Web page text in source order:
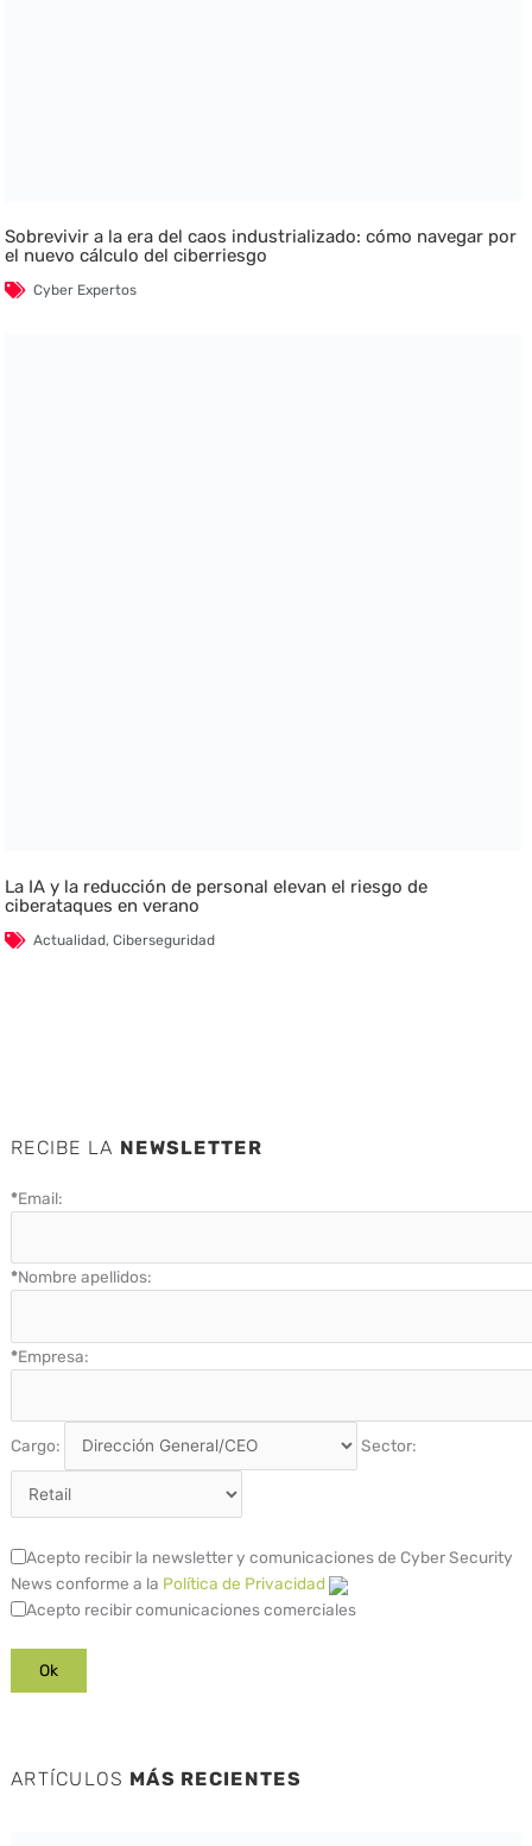
Sobrevivir a la era del caos industrializado: cómo navegar por
el nuevo cálculo del ciberriesgo
Cyber Expertos
La IA y la reducción de personal elevan el riesgo de
ciberataques en verano
Actualidad,Ciberseguridad
RECIBE LA NEWSLETTER
*Email:
*Nombre apellidos:
*Empresa:
Cargo: Sector:
Acepto recibir la newsletter y comunicaciones de Cyber Security
News conforme a la Política de Privacidad
Acepto recibir comunicaciones comerciales
ARTÍCULOS MÁS RECIENTES